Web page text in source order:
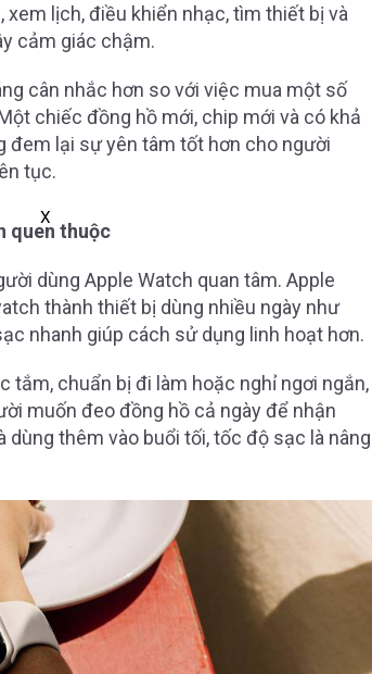
xem lịch, điều khiển nhạc, tìm thiết bị và
cảm giác chậm.
cân nhắc hơn so với việc mua một số
chiếc đồng hồ mới, chip mới và có khả
đem lại sự yên tâm tốt hơn cho người
tục.
X
quen thuộc
dùng Apple Watch quan tâm. Apple
thành thiết bị dùng nhiều ngày như
nhanh giúp cách sử dụng linh hoạt hơn.
tắm, chuẩn bị đi làm hoặc nghỉ ngơi ngắn,
muốn đeo đồng hồ cả ngày để nhận
dùng thêm vào buổi tối, tốc độ sạc là nâng